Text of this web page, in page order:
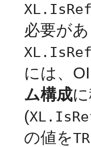
必要が
には、
ム構成
(
の値を